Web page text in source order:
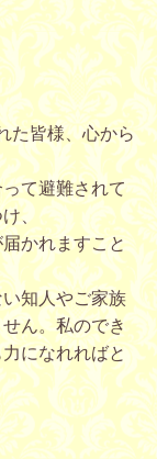
た皆様、心から
て避難されて
、
かれますこと
知人やご家族
ん。私のでき
になれればと